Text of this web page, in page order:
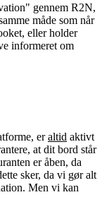
gennem R2N,
måde som når
eller holder
informeret om
eraltid aktivt
at dit bord står
er åben, da
sker, da vi gør alt
Men vi kan